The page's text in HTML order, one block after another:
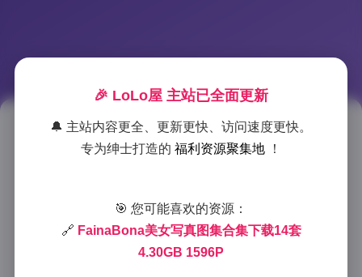
FainaBona写真合集下载：14套
2025-6-29 11:44 | 抖音网红 |
1360 字 | 6 分钟
🎉 LoLo屋 主站已全面更新
🔔 主站内容更全、更新更快、访问速度更快。
专为绅士打造的 福利资源聚集地 ！
🎯 您可能喜欢的资源：
🔗 FainaBona美女写真图集合集下载14套
4.30GB 1596P